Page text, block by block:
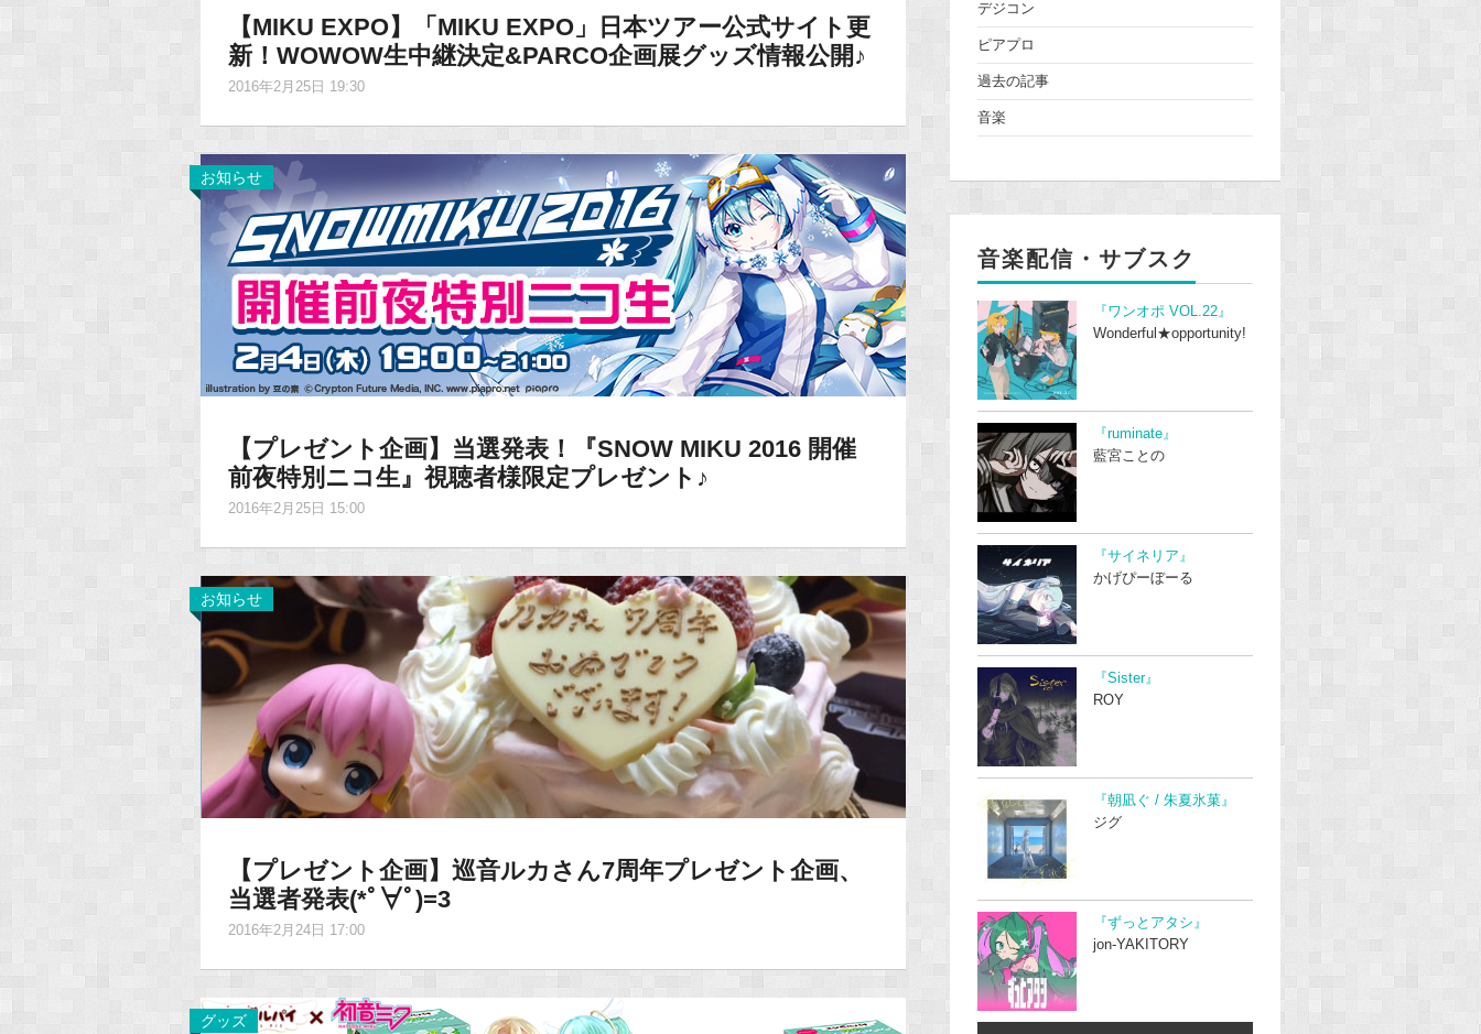
【MIKU EXPO】「MIKU EXPO」日本ツアー公式サイト更
新！WOWOW生中継決定&PARCO企画展グッズ情報公開♪
2016年2月25日 19:30
お知らせ
【プレゼント企画】当選発表！『SNOW MIKU 2016 開催
前夜特別ニコ生』視聴者様限定プレゼント♪
2016年2月25日 15:00
お知らせ
【プレゼント企画】巡音ルカさん7周年プレゼント企画、
当選者発表(*ﾟ∀ﾟ)=3
2016年2月24日 17:00
グッズ
デジコン
ピアプロ
過去の記事
音楽
音楽配信・サブスク
『ワンオポ VOL.22』
Wonderful★opportunity!
『ruminate』
藍宮ことの
『サイネリア』
かげぴーぼーる
『Sister』
ROY
『朝凪ぐ / 朱夏氷菓』
ジグ
『ずっとアタシ』
jon-YAKITORY